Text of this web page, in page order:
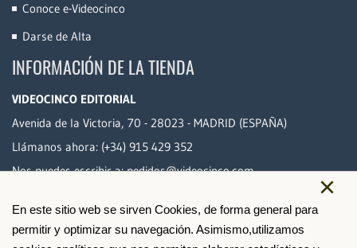
×
En este sitio web se sirven Cookies, de forma general para
permitir y optimizar su navegación. Asimismo,utilizamos
Conoce e-Videocinco
Darse de Alta
INFORMACIÓN DE LA TIENDA
VIDEOCINCO EDITORIAL
Avenida de la Victoria, 70 - 28023 - MADRID (ESPAÑA)
Llámanos ahora: (+34) 915 429 352
Nos puedes escribir a:pedidos@videocinco.com
PAGO SEGURO